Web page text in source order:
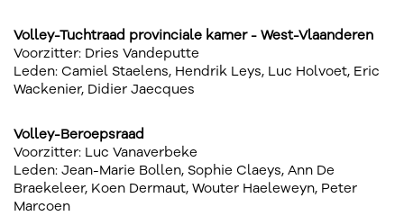
Volley-Tuchtraad provinciale kamer - West-Vlaanderen
Voorzitter: Dries Vandeputte
Leden: Camiel Staelens, Hendrik Leys, Luc Holvoet, Eric
Wackenier, Didier Jaecques
Volley-Beroepsraad
Voorzitter: Luc Vanaverbeke
Leden: Jean-Marie Bollen, Sophie Claeys, Ann De
Braekeleer, Koen Dermaut, Wouter Haeleweyn, Peter
Marcoen